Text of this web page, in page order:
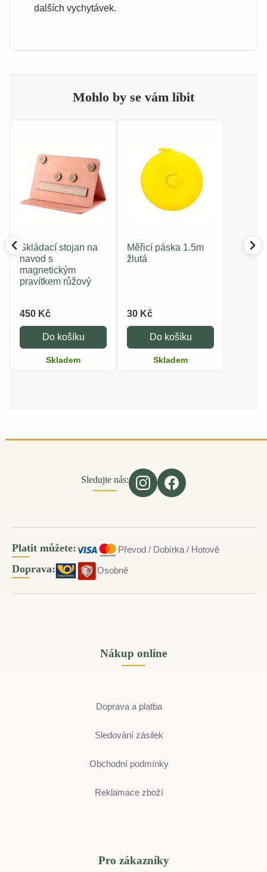
dalších vychytávek.
Mohlo by se vám líbit
Skládací stojan na
navod s
magnetickým
pravítkem růžový
450 Kč
Do košíku
Skladem
Měřicí páska 1.5m
žlutá
30 Kč
Do košíku
Skladem
Sledujte nás:
Platit můžete: Převod / Dobírka / Hotově
Doprava: Osobně
Nákup online
Doprava a platba
Sledování zásilek
Obchodní podmínky
Reklamace zboží
Pro zákazníky